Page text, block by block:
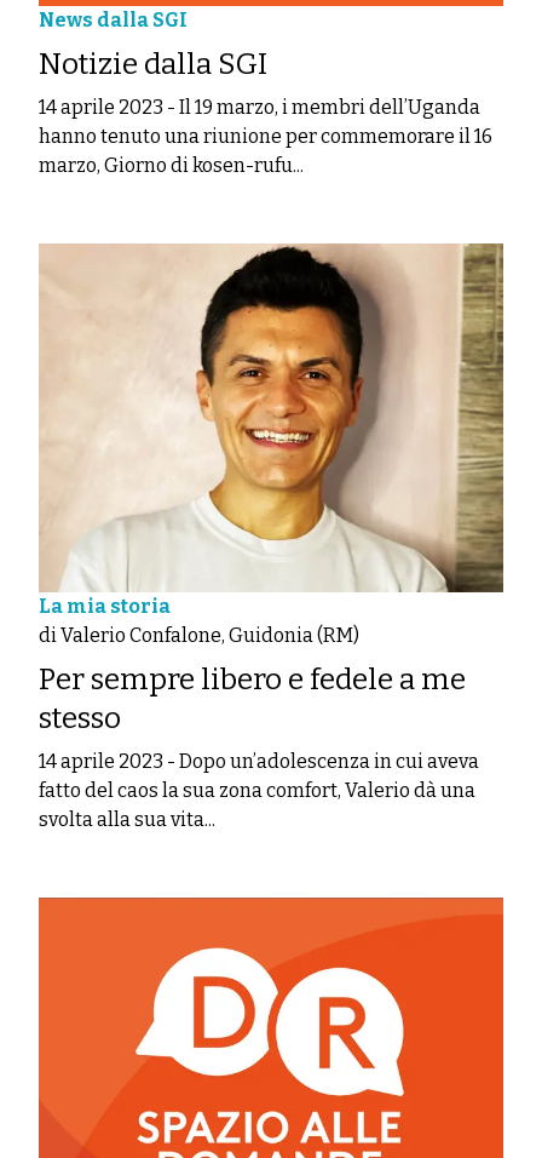
News dalla SGI
Notizie dalla SGI
14 aprile 2023 - Il 19 marzo, i membri dell’Uganda
hanno tenuto una riunione per commemorare il 16
marzo, Giorno di kosen-rufu...
La mia storia
di Valerio Confalone, Guidonia (RM)
Per sempre libero e fedele a me
stesso
14 aprile 2023 - Dopo un’adolescenza in cui aveva
fatto del caos la sua zona comfort, Valerio dà una
svolta alla sua vita...